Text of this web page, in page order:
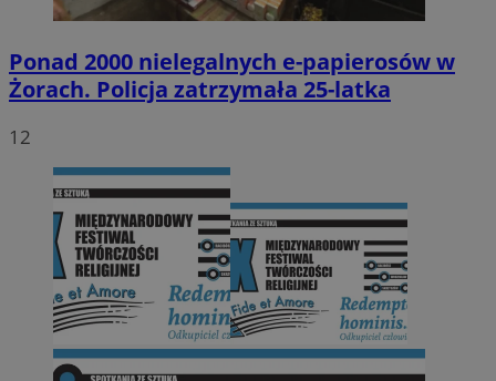
Ponad 2000 nielegalnych e-papierosów w
Żorach. Policja zatrzymała 25-latka
12